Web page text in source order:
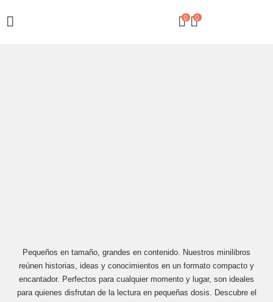
0 0
Pequeños en tamaño, grandes en contenido. Nuestros minilibros
reúnen historias, ideas y conocimientos en un formato compacto y
encantador. Perfectos para cualquier momento y lugar, son ideales
para quienes disfrutan de la lectura en pequeñas dosis. Descubre el